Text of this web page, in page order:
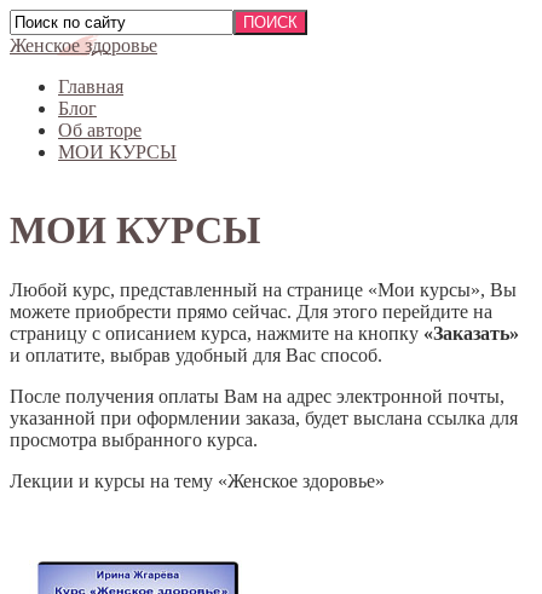
Женское здоровье
Главная
Блог
Об авторе
МОИ КУРСЫ
МОИ КУРСЫ
Любой курс, представленный на странице «Мои курсы», Вы
можете приобрести прямо сейчас. Для этого перейдите на
страницу с описанием курса, нажмите на кнопку «Заказать»
и оплатите, выбрав удобный для Вас способ.
После получения оплаты Вам на адрес электронной почты,
указанной при оформлении заказа, будет выслана ссылка для
просмотра выбранного курса.
Лекции и курсы на тему «Женское здоровье»